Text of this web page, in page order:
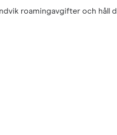
roamingavgifter och håll